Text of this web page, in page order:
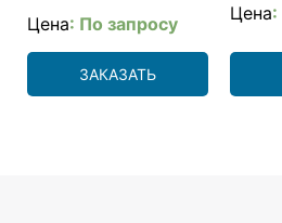
Цена: По запросу
ЗАКАЗАТЬ
Цена: